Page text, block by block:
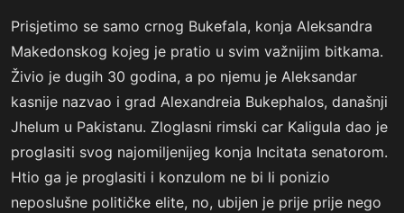
Prisjetimo se samo crnog Bukefala, konja Aleksandra
Makedonskog kojeg je pratio u svim važnijim bitkama.
Živio je dugih 30 godina, a po njemu je Aleksandar
kasnije nazvao i grad Alexandreia Bukephalos, današnji
Jhelum u Pakistanu. Zloglasni rimski car Kaligula dao je
proglasiti svog najomiljenijeg konja Incitata senatorom.
Htio ga je proglasiti i konzulom ne bi li ponizio
neposlušne političke elite, no, ubijen je prije prije nego